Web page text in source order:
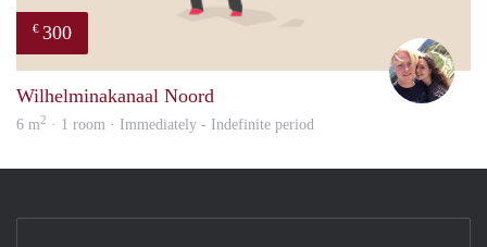
€ 300
Wilhelminakanaal Noord
6 m2 · 1 room · Immediately - Indefinite period